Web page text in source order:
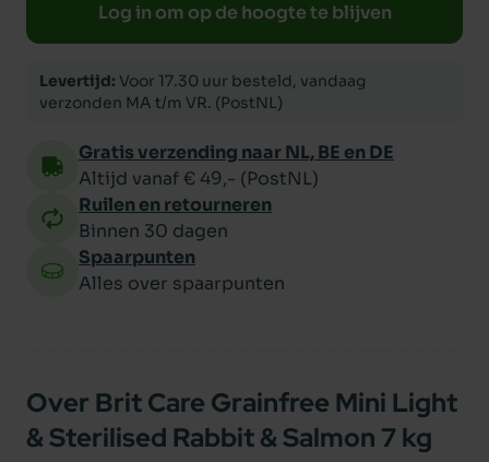
Log in om op de hoogte te blijven
Levertijd: Voor 17.30 uur besteld, vandaag
verzonden MA t/m VR. (PostNL)
Gratis verzending naar NL, BE en DE
Altijd vanaf € 49,- (PostNL)
Ruilen en retourneren
Binnen 30 dagen
Spaarpunten
Alles over spaarpunten
Over Brit Care Grainfree Mini Light
& Sterilised Rabbit & Salmon 7 kg